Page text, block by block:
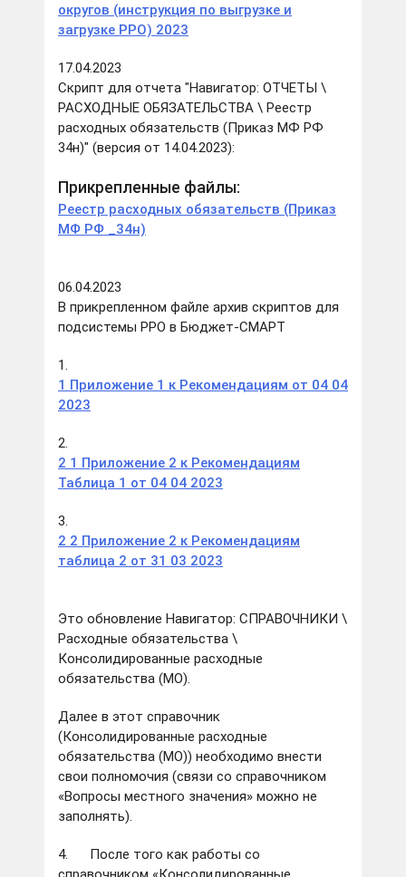
округов (инструкция по выгрузке и
загрузке РРО) 2023
17.04.2023
Скрипт для отчета "Навигатор: ОТЧЕТЫ \
РАСХОДНЫЕ ОБЯЗАТЕЛЬСТВА \ Реестр
расходных обязательств (Приказ МФ РФ
34н)" (версия от 14.04.2023):
Прикрепленные файлы:
Реестр расходных обязательств (Приказ
МФ РФ _34н)
06.04.2023
В прикрепленном файле архив скриптов для
подсистемы РРО в Бюджет-СМАРТ
1.
1 Приложение 1 к Рекомендациям от 04 04
2023
2.
2 1 Приложение 2 к Рекомендациям
Таблица 1 от 04 04 2023
3.
2 2 Приложение 2 к Рекомендациям
таблица 2 от 31 03 2023
Это обновление Навигатор: СПРАВОЧНИКИ \
Расходные обязательства \
Консолидированные расходные
обязательства (МО).
Далее в этот справочник
(Консолидированные расходные
обязательства (МО)) необходимо внести
свои полномочия (связи со справочником
«Вопросы местного значения» можно не
заполнять).
4. После того как работы со